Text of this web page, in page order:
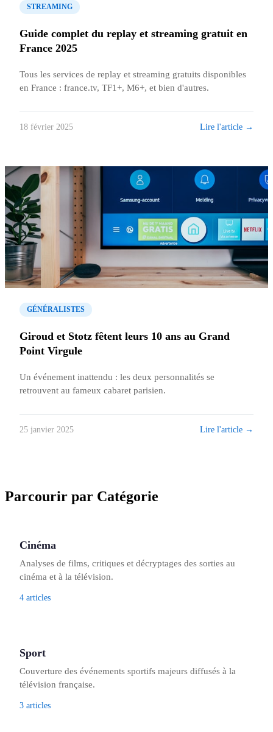
STREAMING
Guide complet du replay et streaming gratuit en
France 2025
Tous les services de replay et streaming gratuits disponibles
en France : france.tv, TF1+, M6+, et bien d'autres.
18 février 2025 Lire l'article →
GÉNÉRALISTES
Giroud et Stotz fêtent leurs 10 ans au Grand
Point Virgule
Un événement inattendu : les deux personnalités se
retrouvent au fameux cabaret parisien.
25 janvier 2025 Lire l'article →
Parcourir par Catégorie
Cinéma
Analyses de films, critiques et décryptages des sorties au
cinéma et à la télévision.
4 articles
Sport
Couverture des événements sportifs majeurs diffusés à la
télévision française.
3 articles